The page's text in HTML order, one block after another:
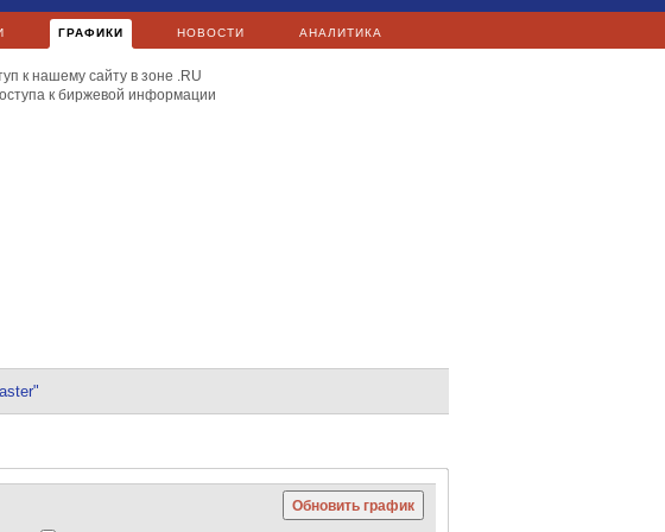
ГРАФИКИ НОВОСТИ АНАЛИТИКА
к нашему сайту в зоне .RU
к биржевой информации
Сбербанк Сургутнефтегаз
Яндекс
Mail.Ru
Nikkei 225